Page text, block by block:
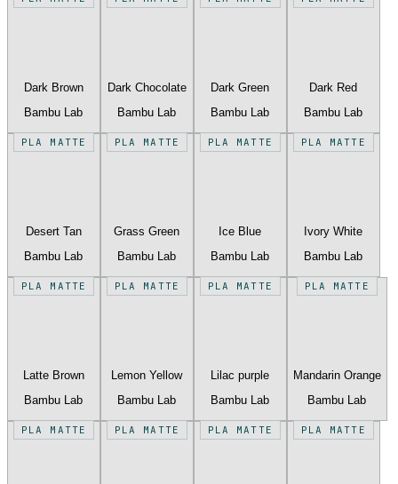
Dark Brown
Bambu Lab
Dark Chocolate
Bambu Lab
Dark Green
Bambu Lab
Dark Red
Bambu Lab
PLA MATTE
Desert Tan
Bambu Lab
PLA MATTE
Grass Green
Bambu Lab
PLA MATTE
Ice Blue
Bambu Lab
PLA MATTE
Ivory White
Bambu Lab
PLA MATTE
Latte Brown
Bambu Lab
PLA MATTE
Lemon Yellow
Bambu Lab
PLA MATTE
Lilac purple
Bambu Lab
PLA MATTE
Mandarin Orange
Bambu Lab
PLA MATTE PLA MATTE PLA MATTE PLA MATTE